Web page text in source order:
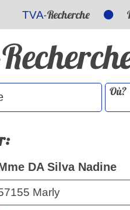
TVA-Recherche
Où?
DA Silva Nadine
Marly